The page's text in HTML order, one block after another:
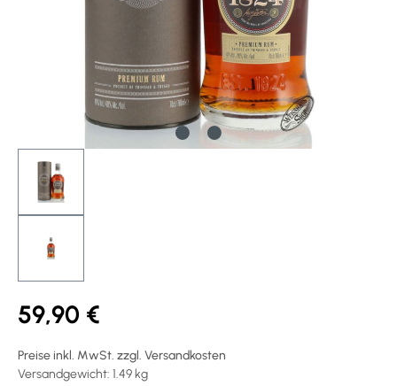
59,90 €
Preise inkl. MwSt. zzgl. Versandkosten
Versandgewicht: 1.49 kg